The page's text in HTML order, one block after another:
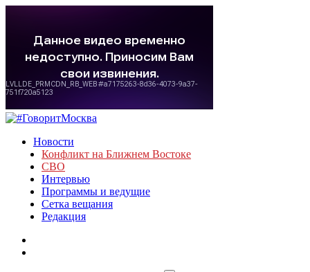
Новости
Конфликт на Ближнем Востоке
СВО
Интервью
Программы и ведущие
Сетка вещания
Редакция